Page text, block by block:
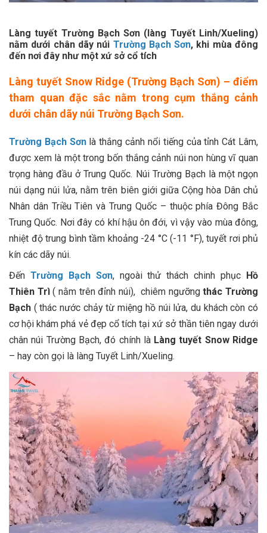
Làng tuyết Trường Bạch Sơn (làng Tuyết Linh/Xueling)
nằm dưới chân dãy núi Trường Bạch Sơn, khi mùa đông
đến nơi đây như một xứ sở cổ tích
Làng tuyết Snow Ridge (Trường Bạch Sơn) – điểm
tham quan đặc sắc nằm trong cụm thắng cảnh
dưới chân dãy núi Trường Bạch Sơn.
Trường Bạch Sơnlà thắng cảnh nổi tiếng của tỉnh Cát Lâm,
được xem là một trong bốn thắng cảnh núi non hùng vĩ quan
trọng hàng đầu ở Trung Quốc. Núi Trường Bạch là một ngọn
núi dạng núi lửa, nằm trên biên giới giữa Cộng hòa Dân chủ
Nhân dân Triều Tiên và Trung Quốc – thuộc phía Đông Bắc
Trung Quốc. Nơi đây có khí hậu ôn đới, vì vậy vào mùa đông,
nhiệt độ trung bình tầm khoảng -24 °C (-11 °F), tuyết rơi phủ
kín các dãy núi.
Đến Trường Bạch Sơn, ngoài thử thách chinh phục
Hồ
Thiên Trì( nằm trên đỉnh núi), chiêm ngưỡngthác Trường
Bạch ( thác nước chảy từ miệng hồ núi lửa, du khách còn có
cơ hội khám phá vẻ đẹp cổ tích tại xứ sở thần tiên ngay dưới
chân núi Trường Bạch, đó chính là Làng tuyết Snow Ridge
– hay còn gọi là làng Tuyết Linh/Xueling.